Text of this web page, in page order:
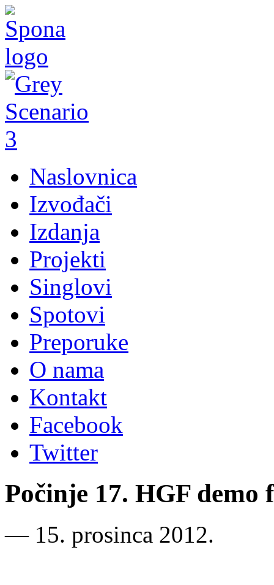
Naslovnica
Izvođači
Izdanja
Projekti
Singlovi
Spotovi
Preporuke
O nama
Kontakt
Facebook
Twitter
Počinje 17. HGF demo
― 15. prosinca 2012.